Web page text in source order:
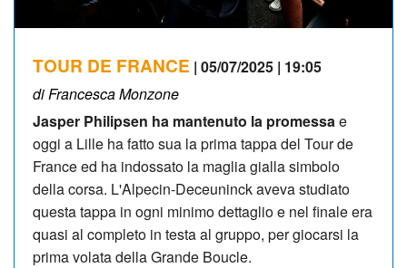
TOUR DE FRANCE | 05/07/2025 | 19:05
di Francesca Monzone
Jasper Philipsen ha mantenuto la promessae
oggi a Lille ha fatto sua la prima tappa del Tour de
France ed ha indossato la maglia gialla simbolo
della corsa. L'Alpecin-Deceuninck aveva studiato
questa tappa in ogni minimo dettaglio e nel finale era
quasi al completo in testa al gruppo, per giocarsi la
prima volata della Grande Boucle.